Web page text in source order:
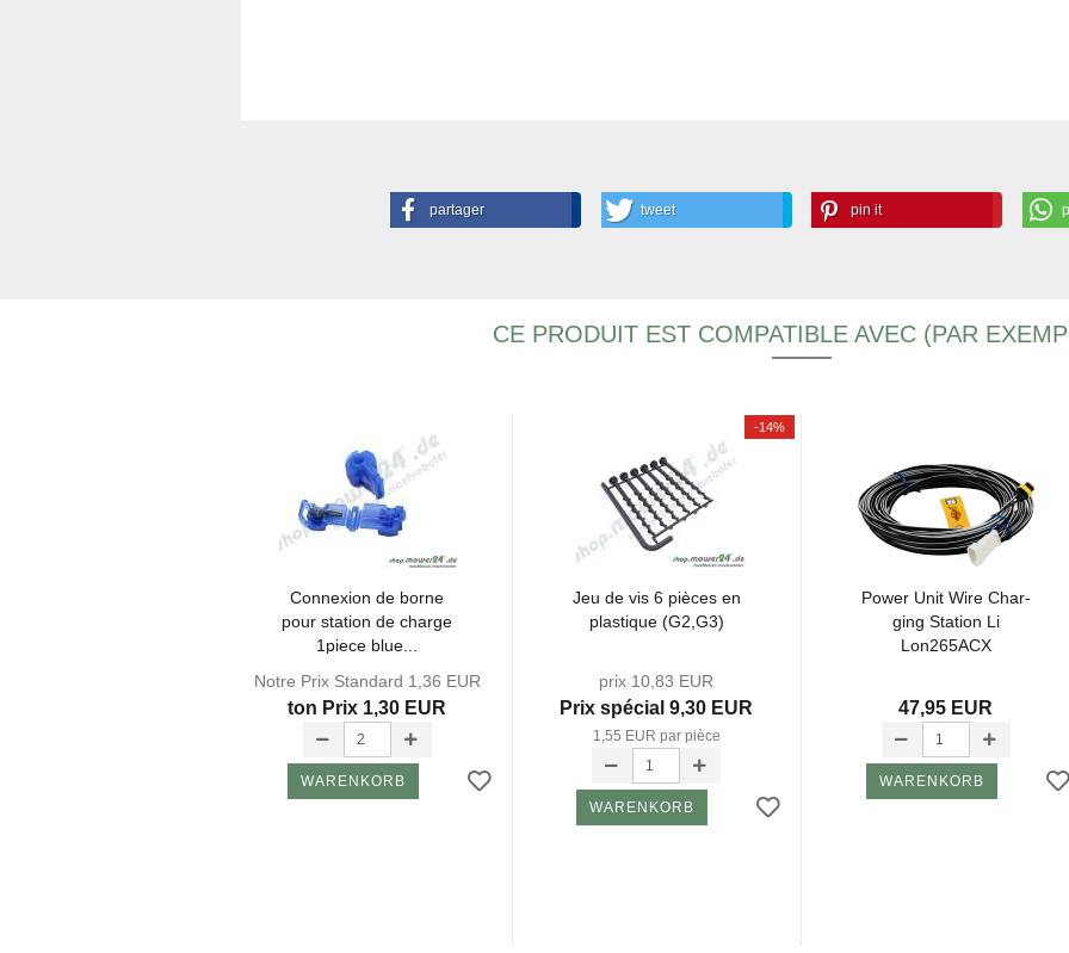
partager tweet pin it
CE PRODUIT EST COMPATIBLE AVEC (PAR
Connexion de borne
pour sta­tion de charge
1piece blue...
Notre Prix Standard 1,36 EUR
ton Prix 1,30 EUR
WARENKORB
-14%
Jeu de vis 6 pièces en
plas­tique (G2,G3)
prix 10,83 EUR
Prix ​​spécial 9,30 EUR
1,55 EUR par pièce
WARENKORB
Power Unit Wire Char­
ging Sta­tion Li
Lon265ACX
47,95 EUR
WARENKORB